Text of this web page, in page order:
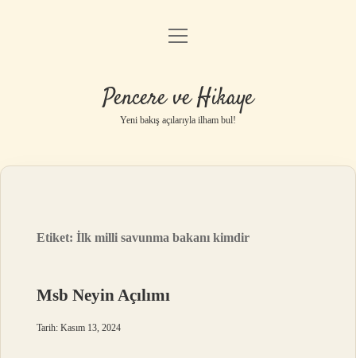
Anasayfa
Yasal Uyarı
menüyü
Pencere ve Hikaye
Yeni bakış açılarıyla ilham bul!
Etiket:İlk milli savunma bakanı kimdir
Msb Neyin Açılımı
Tarih: Kasım 13, 2024